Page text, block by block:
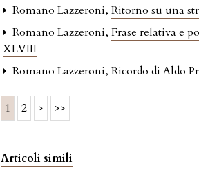
Romano Lazzeroni,Ritorno su una
Romano Lazzeroni,Frase relativa e
XLVIII
Romano Lazzeroni,Ricordo di Aldo
1 2 > >>
Articoli simili